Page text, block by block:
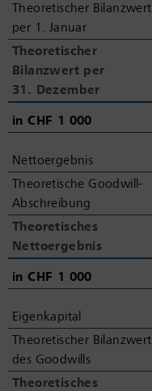
Theoretischer Bilanzwert
per 1. Januar
Theoretischer
Bilanzwert per
31. Dezember
inCHF 1 000
Nettoergebnis
Theoretische Goodwill-
Abschreibung
Theoretisches
Nettoergebnis
inCHF 1 000
Eigenkapital
Theoretischer Bilanzwert
des Goodwills
Theoretisches
Theoretischer Bilanzwert
per 1. Januar
Theoretischer
Bilanzwert per
31. Dezember
inCHF 1 000
Nettoergebnis
Theoretische Goodwill-
Abschreibung
Theoretisches
Nettoergebnis
inCHF 1 000
Eigenkapital
Theoretischer Bilanzwert
des Goodwills
Theoretisches